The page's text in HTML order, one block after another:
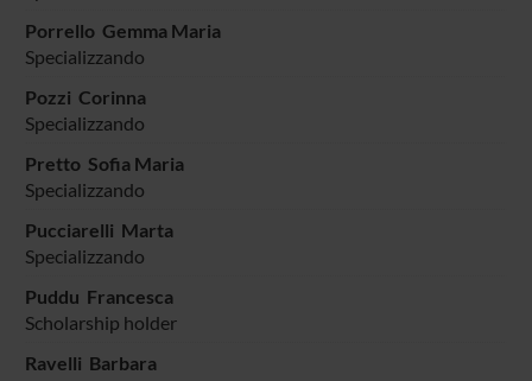
Porrello Gemma Maria
Specializzando
Pozzi Corinna
Specializzando
Pretto Sofia Maria
Specializzando
Pucciarelli Marta
Specializzando
Puddu Francesca
Scholarship holder
Ravelli Barbara